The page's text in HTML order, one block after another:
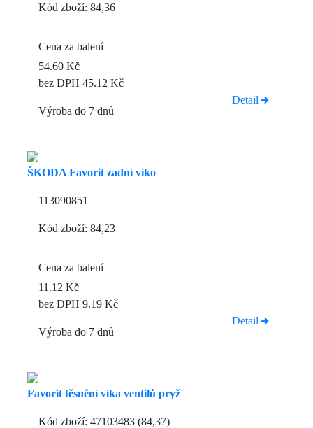
Kód zboží: 84,36
Cena za balení
54.60 Kč
bez DPH 45.12 Kč
Výroba do 7 dnů
Detail
ŠKODA Favorit zadní víko
113090851
Kód zboží: 84,23
Cena za balení
11.12 Kč
bez DPH 9.19 Kč
Výroba do 7 dnů
Detail
Favorit těsnění víka ventilů pryž
Kód zboží: 47103483 (84,37)